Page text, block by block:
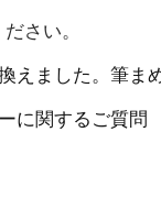
さい。
えました。筆
に関するご質問